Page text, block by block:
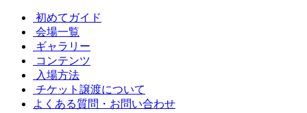
初めてガイド
会場一覧
ギャラリー
コンテンツ
入場方法
チケット譲渡について
よくある質問・お問い合わせ